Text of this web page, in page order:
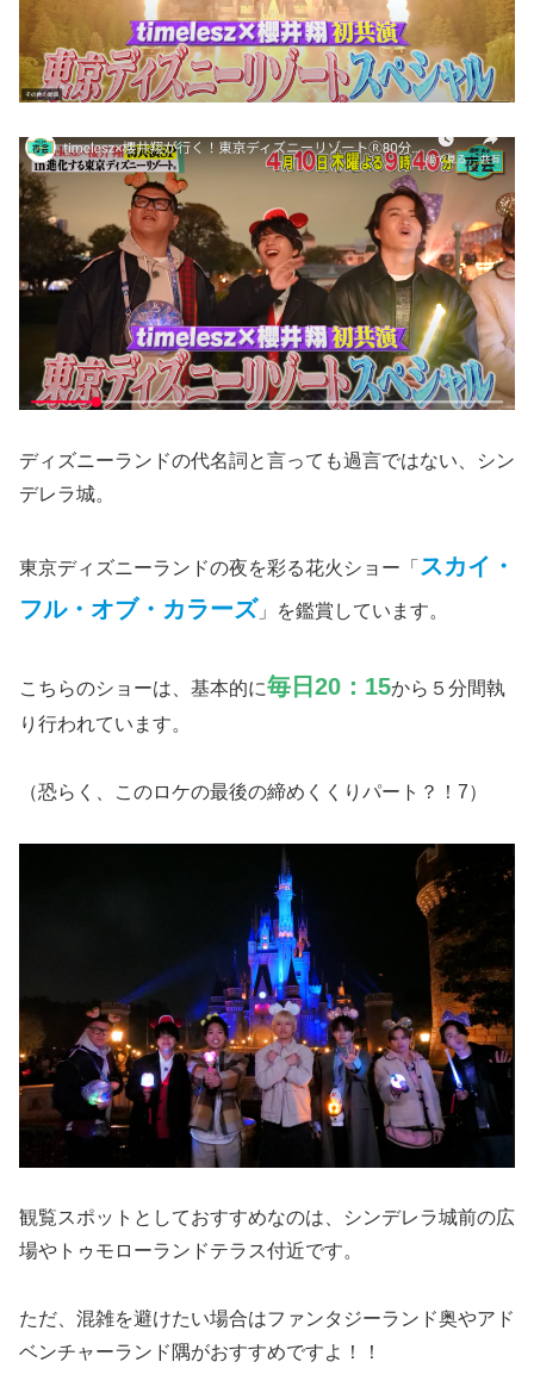
ディズニーランドの代名詞と言っても過言ではない、シン
デレラ城。
東京ディズニーランドの夜を彩る花火ショー「 スカイ・
フル・オブ・カラーズ 」を鑑賞しています。
こちらのショーは、基本的に毎日20：15から５分間執
り行われています。
（恐らく、このロケの最後の締めくくりパート？！7）
観覧スポットとしておすすめなのは、シンデレラ城前の広
場やトゥモローランドテラス付近です。
ただ、混雑を避けたい場合はファンタジーランド奥やアド
ベンチャーランド隅がおすすめですよ！！